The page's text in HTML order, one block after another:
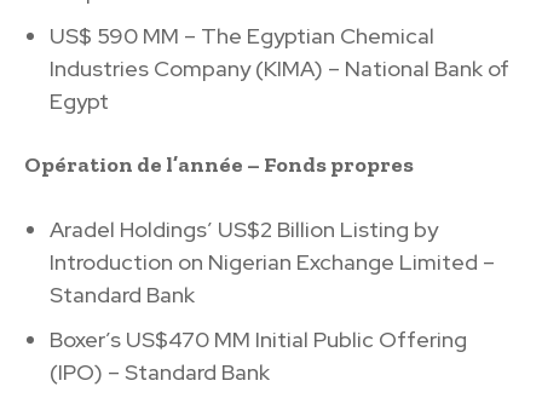
US$ 590 MM – The Egyptian Chemical
Industries Company (KIMA) – National Bank of
Egypt
Opération de l’année – Fonds propres
Aradel Holdings’ US$2 Billion Listing by
Introduction on Nigerian Exchange Limited –
Standard Bank
Boxer’s US$470 MM Initial Public Offering
(IPO) – Standard Bank